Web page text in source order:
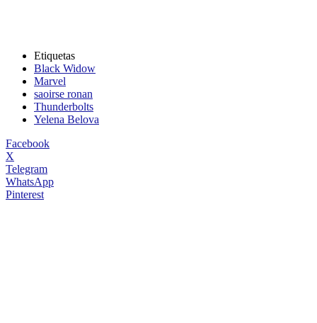
Etiquetas
Black Widow
Marvel
saoirse ronan
Thunderbolts
Yelena Belova
Facebook
X
Telegram
WhatsApp
Pinterest